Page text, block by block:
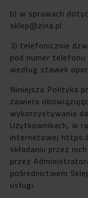
b) w sprawach
sklep@zina.pl
3) telefonicznie
pod numer
według stawek
Niniejsza Polityka
zawiera
wykorzystywania
Użytkownikach, w
internetowej
składaniu przez
przez
pośrednictwem
usługi.